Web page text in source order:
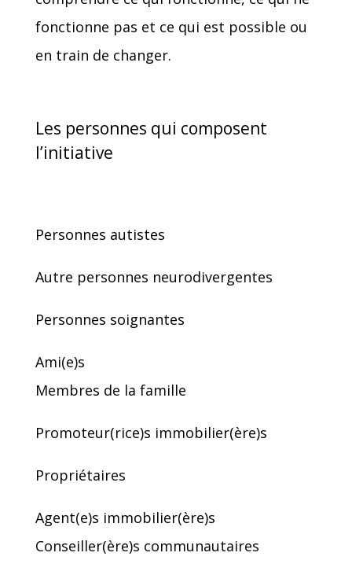
fonctionne pas et ce qui est possible ou
en train de changer.
Les personnes qui composent
l’initiative
Personnes autistes
Autre personnes neurodivergentes
Personnes soignantes
Ami(e)s
Membres de la famille
Promoteur(rice)s immobilier(ère)s
Propriétaires
Agent(e)s immobilier(ère)s
Conseiller(ère)s communautaires